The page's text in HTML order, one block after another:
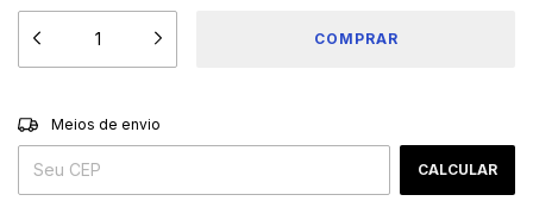
Entregas para o CEP:
Meios de envio
CALCULAR